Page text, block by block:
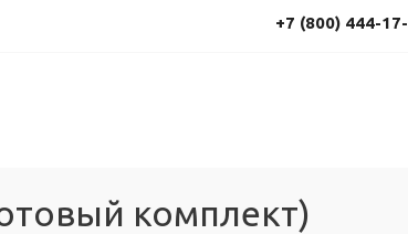
+7 (800) 444-
комплект)